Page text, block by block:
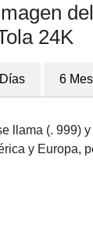
24K
6
llama (. 999)
y Europa,